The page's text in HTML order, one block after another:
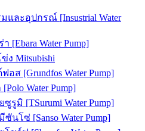
ละอุปกรณ์ [Insustrial Water
[Ebara Water Pump]
ง Mitsubishi
ส [Grundfos Water Pump]
Water Pump]
รูมิ [TSurumi Water Pump]
นโซ่ [Sanso Water Pump]